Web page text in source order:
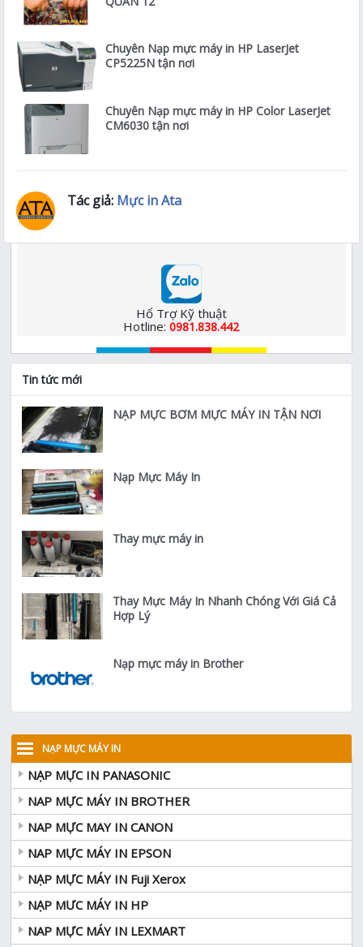
Chuyên Nạp mực máy in HP LaserJet
CP5225N tận nơi
Chuyên Nạp mực máy in HP Color LaserJet
CM6030 tận nơi
Tác giả: Mực in Ata
Hổ Trợ Kỹ thuật
Hotline:0981.838.442
Tin tức mới
NẠP MỰC BƠM MỰC MÁY IN TẬN NƠI
Nạp Mực Máy In
Thay mực máy in
Thay Mực Máy In Nhanh Chóng Với Giá Cả
Hợp Lý
Nạp mực máy in Brother
NẠP MỰC MÁY IN
NẠP MỰC IN PANASONIC
NAP MỰC MÁY IN BROTHER
NAP MỰC MAY IN CANON
NAP MỰC MÁY IN EPSON
NẠP MỰC MÁY IN Fuji Xerox
NẠP MƯC MÁY IN HP
NAP MỰC MÁY IN LEXMART